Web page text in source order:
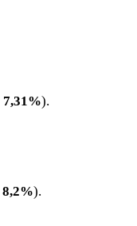
7,31%).
8,2%).